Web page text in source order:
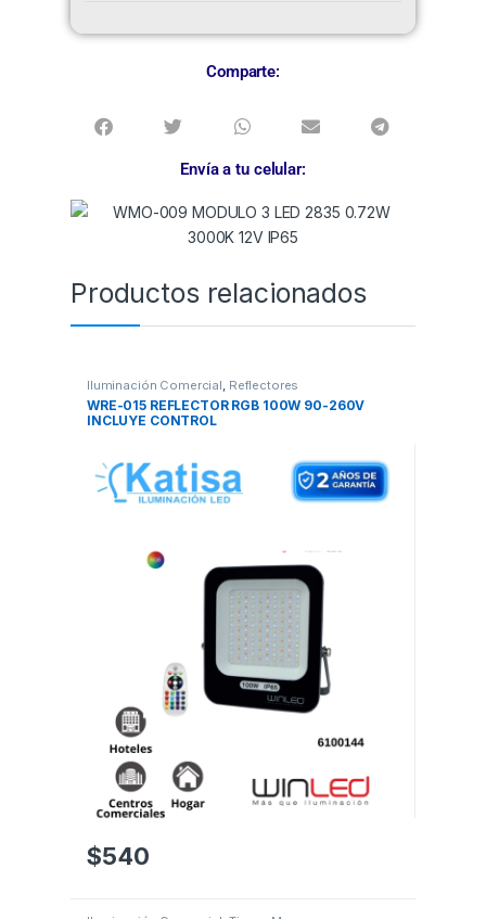
Comparte:
Envía a tu celular:
Productos relacionados
Iluminación Comercial, Reflectores
WRE-015 REFLECTOR RGB 100W 90-260V
INCLUYE CONTROL
$540